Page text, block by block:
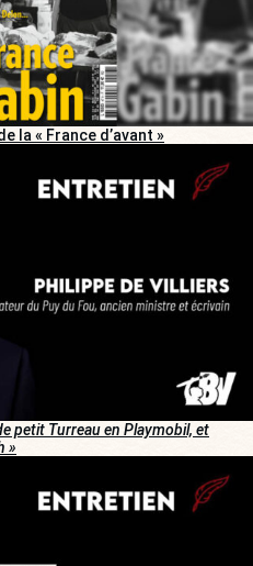
la « France d’avant »
petit Turreau en Playmobil, et
»